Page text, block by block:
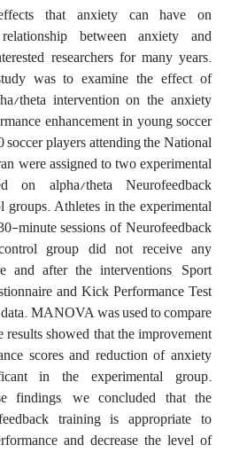
that anxiety can have on
between anxiety and
researchers for many years.
was to examine the effect of
theta intervention on the anxiety
enhancement in young soccer
soccer players attending the National
were assigned to two experimental
on alpha/theta Neurofeedback
Athletes in the experimental
minute sessions of Neurofeedback
group did not receive any
and after the interventions, Sport
and Kick Performance Test
MANOVA was used to compare
showed that the improvement
scores and reduction of anxiety
in the experimental group.
findings, we concluded that the
training is appropriate to
and decrease the level of